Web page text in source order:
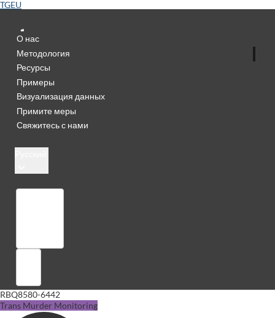
TGEU
О нас
Методология
Ресурсы
Примеры
Визуализация данных
Примите меры
Свяжитесь с нами
RBQ8580-6442
Trans Murder Monitoring